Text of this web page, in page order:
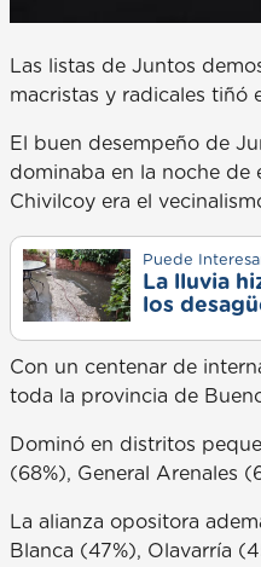
Las listas de Juntos
macristas y radicales tiñó
El buen desempeño de
dominaba en la noche de
Chivilcoy era el
Puede
La lluvia
los
Con un centenar de
toda la provincia de
Dominó en distritos
(68%), General Arenales
La alianza opositora
Blanca (47%), Olavarría